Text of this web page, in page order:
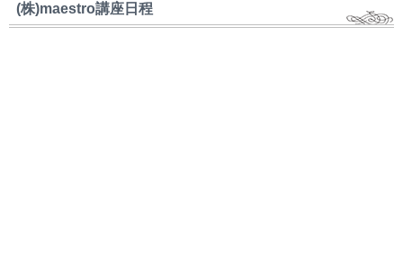
(株)maestro講座日程